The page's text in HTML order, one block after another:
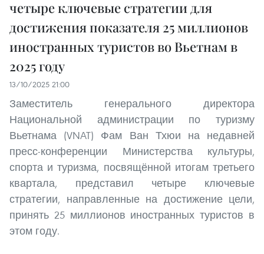
четыре ключевые стратегии для
достижения показателя 25 миллионов
иностранных туристов во Вьетнам в
2025 году
13/10/2025 21:00
Заместитель генерального директора
Национальной администрации по туризму
Вьетнама (VNAT) Фам Ван Тхюи на недавней
пресс-конференции Министерства культуры,
спорта и туризма, посвящённой итогам третьего
квартала, представил четыре ключевые
стратегии, направленные на достижение цели,
принять 25 миллионов иностранных туристов в
этом году.